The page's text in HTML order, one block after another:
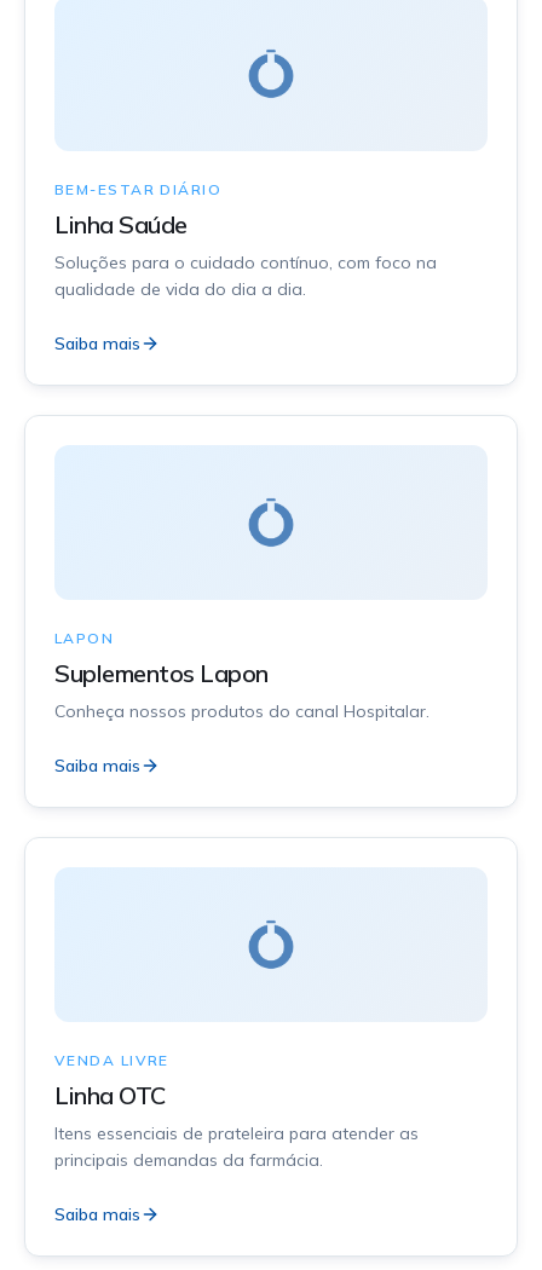
BEM-ESTAR DIÁRIO
Linha Saúde
Soluções para o cuidado contínuo, com foco na
qualidade de vida do dia a dia.
Saiba mais
LAPON
Suplementos Lapon
Conheça nossos produtos do canal Hospitalar.
Saiba mais
VENDA LIVRE
Linha OTC
Itens essenciais de prateleira para atender as
principais demandas da farmácia.
Saiba mais